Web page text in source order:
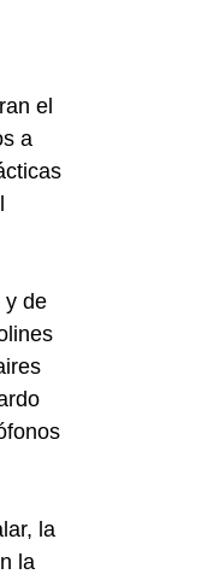
el
a
y de
la
la